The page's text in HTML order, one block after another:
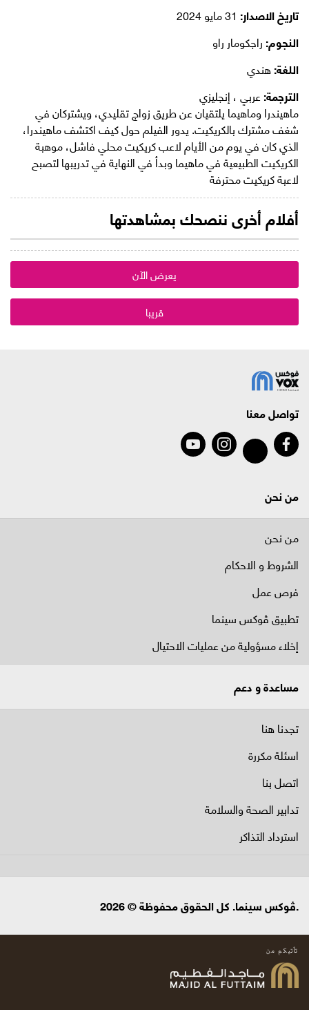
تاريخ الاصدار:
النجوم:راجكومار راو
اللغة:هندي
الترجمة:عربي ، إنجليزي
ماهيندرا وماهيما يلتقيان عن طريق زواج تقليدي، ويشتركان في
شغف مشترك بالكريكيت. يدور الفيلم حول كيف اكتشف ماهيندرا،
الذي كان في يوم من الأيام لاعب كريكيت محلي فاشل، موهبة
الكريكيت الطبيعية في ماهيما وبدأ في النهاية في تدريبها لتصبح
لاعبة كريكيت محترفة
أفلام أخرى ننصحك بمشاهدتها
يعرض الآن
قريبا
تواصل معنا
من نحن
من نحن
الشروط و الاحكام
فرص عمل
تطبيق ڤوكس سينما
إخلاء مسؤولية من عمليات الاحتيال
مساعدة و دعم
تجدنا هنا
اسئلة مكررة
اتصل بنا
تدابير الصحة والسلامة
استرداد التذاكر
.ڤوكس سينما. كل الحقوق محفوظة © 2026